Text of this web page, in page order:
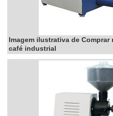
Imagem ilustrativa de Comprar
café industrial